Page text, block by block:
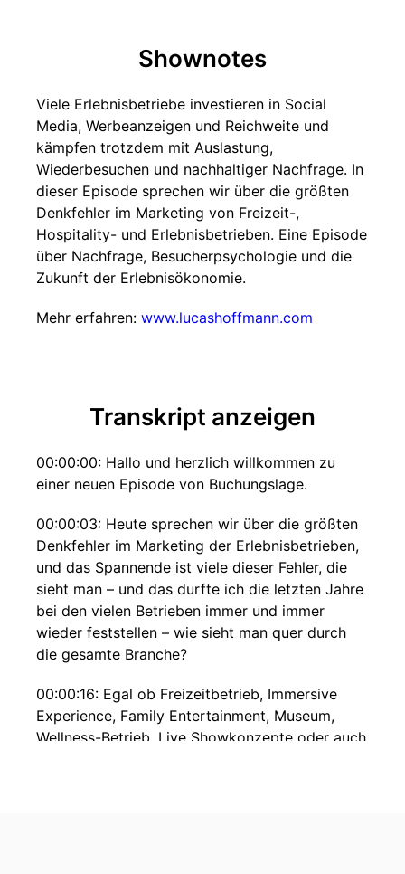
Shownotes
Viele Erlebnisbetriebe investieren in Social
Media, Werbeanzeigen und Reichweite und
kämpfen trotzdem mit Auslastung,
Wiederbesuchen und nachhaltiger Nachfrage. In
dieser Episode sprechen wir über die größten
Denkfehler im Marketing von Freizeit-,
Hospitality- und Erlebnisbetrieben. Eine Episode
über Nachfrage, Besucherpsychologie und die
Zukunft der Erlebnisökonomie.
Mehr erfahren: www.lucashoffmann.com
Transkript anzeigen
00:00:00: Hallo und herzlich willkommen zu
einer neuen Episode von Buchungslage.
00:00:03: Heute sprechen wir über die größten
Denkfehler im Marketing der Erlebnisbetrieben,
und das Spannende ist viele dieser Fehler, die
sieht man – und das durfte ich die letzten Jahre
bei den vielen Betrieben immer und immer
wieder feststellen – wie sieht man quer durch
die gesamte Branche?
00:00:16: Egal ob Freizeitbetrieb, Immersive
Experience, Family Entertainment, Museum,
Wellness-Betrieb, Live Showkonzepte oder auch